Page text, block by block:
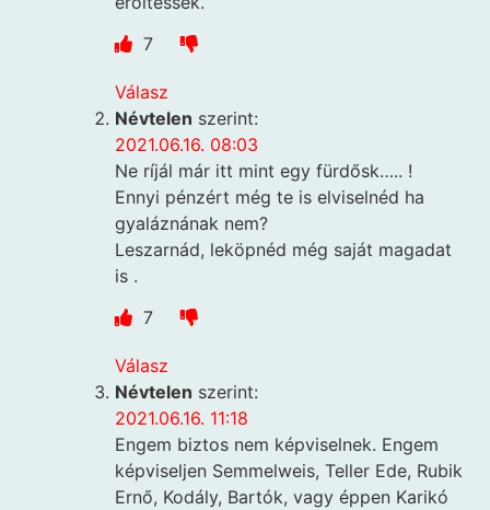
7
Válasz
Névtelen szerint:
2021.06.16. 08:03
Ne ríjál már itt mint egy fürdősk….. !
Ennyi pénzért még te is elviselnéd ha
gyaláznának nem?
Leszarnád, leköpnéd még saját magadat
is .
7
Válasz
Névtelen szerint:
2021.06.16. 11:18
Engem biztos nem képviselnek. Engem
képviseljen Semmelweis, Teller Ede, Rubik
Ernő, Kodály, Bartók, vagy éppen Karikó